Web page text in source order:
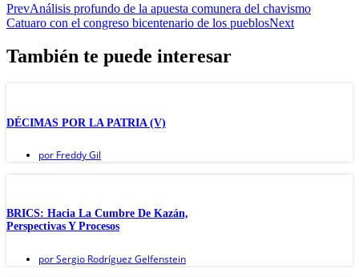
PrevAnálisis profundo de la apuesta comunera del chavismo
Catuaro con el congreso bicentenario de los pueblosNext
También te puede interesar
DÉCIMAS POR LA PATRIA (V)
por Freddy Gil
BRICS: Hacia La Cumbre De Kazán,
Perspectivas Y Procesos
porSergio Rodríguez Gelfenstein